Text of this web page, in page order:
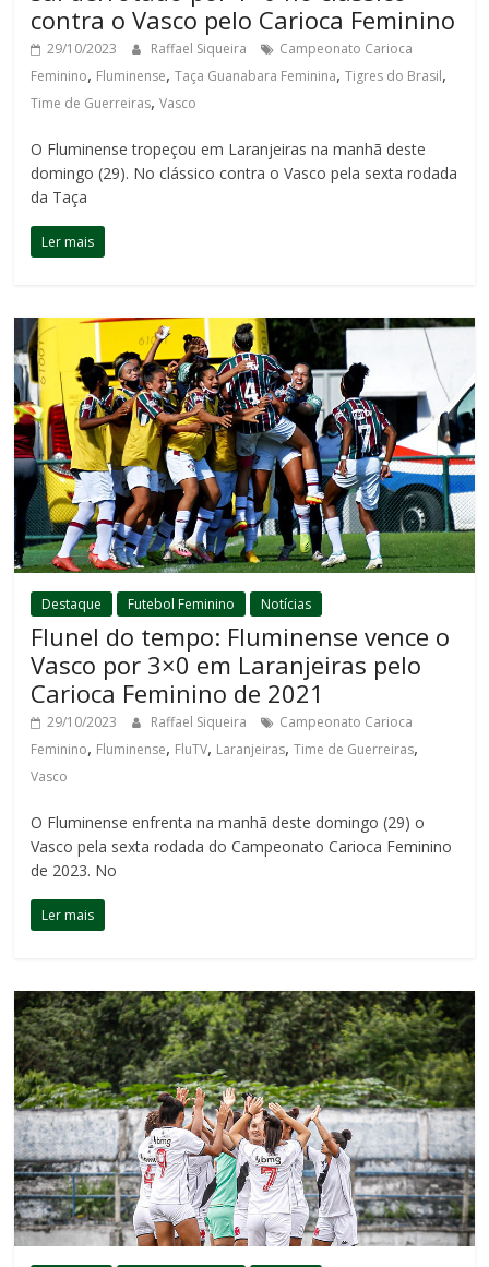
contra o Vasco pelo Carioca Feminino
29/10/2023 Raffael Siqueira
Campeonato Carioca
Feminino, Fluminense,Taça Guanabara Feminina,Tigres do Brasil,
Time de Guerreiras,Vasco
O Fluminense tropeçou em Laranjeiras na manhã deste
domingo (29). No clássico contra o Vasco pela sexta rodada
da Taça
Ler mais
Destaque Futebol Feminino Notícias
Flunel do tempo: Fluminense vence o
Vasco por 3×0 em Laranjeiras pelo
Carioca Feminino de 2021
29/10/2023 Raffael Siqueira
Campeonato Carioca
Feminino, Fluminense, FluTV, Laranjeiras,Time de Guerreiras,
Vasco
O Fluminense enfrenta na manhã deste domingo (29) o
Vasco pela sexta rodada do Campeonato Carioca Feminino
de 2023. No
Ler mais